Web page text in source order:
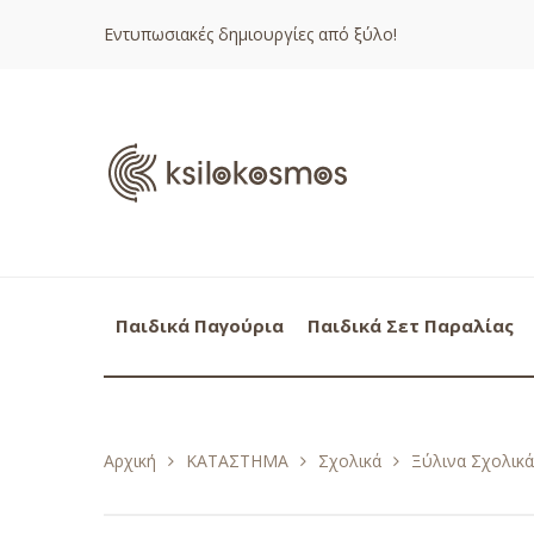
Εντυπωσιακές δημιουργίες από ξύλο!
Παιδικά Παγούρια Παιδικά Σετ Παραλίας
Αρχική ΚΑΤΑΣΤΗΜΑ Σχολικά Ξύλινα